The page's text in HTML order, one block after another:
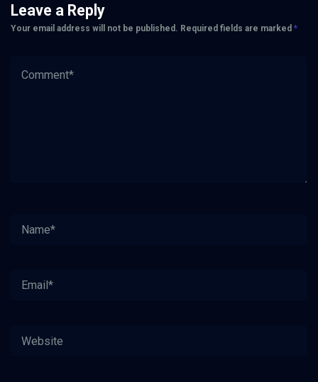
Leave a Reply
Your email address will not be published. Required fields are marked *